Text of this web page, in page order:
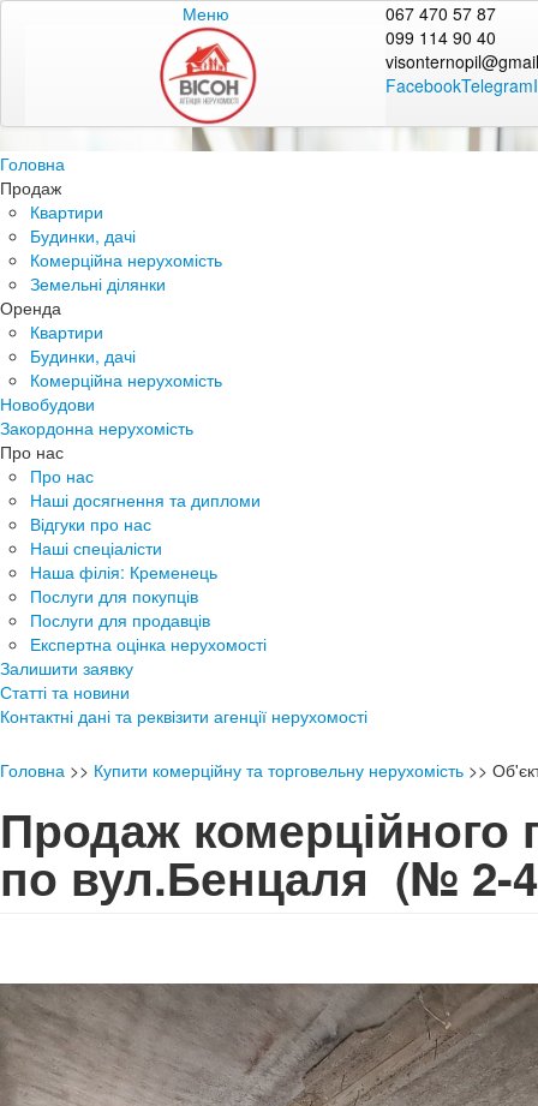
Меню
067 470 57 87
099 114 90 40
FacebookTelegram
Головна
Продаж
Квартири
Будинки, дачі
Комерційна нерухомість
Земельні ділянки
Оренда
Квартири
Будинки, дачі
Комерційна нерухомість
Новобудови
Закордонна нерухомість
Про нас
Про нас
Наші досягнення та дипломи
Відгуки про нас
Наші спеціалісти
Наша філія: Кременець
Послуги для покупців
Послуги для продавців
Експертна оцінка нерухомості
Залишити заявку
Статті та новини
Контактні дані та реквізити агенції нерухомості
Головна >> Купити комерційну та торговельну нерухомість >>
Продаж комерційного
по вул.Бенцаля (№ 2-